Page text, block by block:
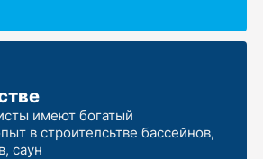
имеют богатый
в строителсьтве бассейнов,
саун